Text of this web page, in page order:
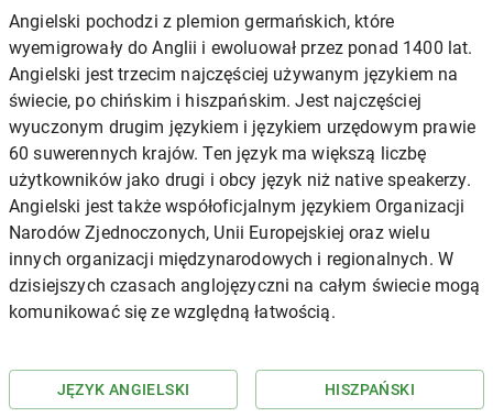
Angielski pochodzi z plemion germańskich, które
wyemigrowały do Anglii i ewoluował przez ponad 1400 lat.
Angielski jest trzecim najczęściej używanym językiem na
świecie, po chińskim i hiszpańskim. Jest najczęściej
wyuczonym drugim językiem i językiem urzędowym prawie
60 suwerennych krajów. Ten język ma większą liczbę
użytkowników jako drugi i obcy język niż native speakerzy.
Angielski jest także współoficjalnym językiem Organizacji
Narodów Zjednoczonych, Unii Europejskiej oraz wielu
innych organizacji międzynarodowych i regionalnych. W
dzisiejszych czasach anglojęzyczni na całym świecie mogą
komunikować się ze względną łatwością.
JĘZYK ANGIELSKI HISZPAŃSKI